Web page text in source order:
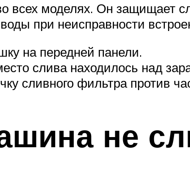
всех моделях. Он защищает
при неисправности
на передней панели.
слива находилось над
сливного фильтра против
не